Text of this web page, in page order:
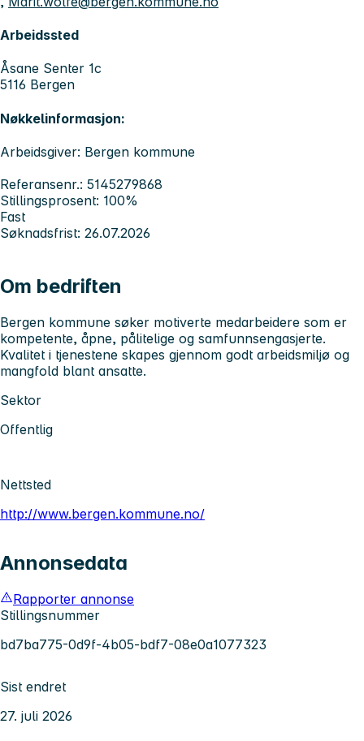
Arbeidssted
Åsane Senter 1c
5116 Bergen
Nøkkelinformasjon:
Arbeidsgiver: Bergen kommune
Referansenr.: 5145279868
Stillingsprosent: 100%
Fast
Søknadsfrist: 26.07.2026
Om bedriften
Bergen kommune søker motiverte medarbeidere som er
kompetente, åpne, pålitelige og samfunnsengasjerte.
Kvalitet i tjenestene skapes gjennom godt arbeidsmiljø og
mangfold blant ansatte.
Sektor
Offentlig
Nettsted
http://www.bergen.kommune.no/
Annonsedata
Rapporter annonse
Stillingsnummer
bd7ba775-0d9f-4b05-bdf7-08e0a1077323
Sist endret
27. juli 2026